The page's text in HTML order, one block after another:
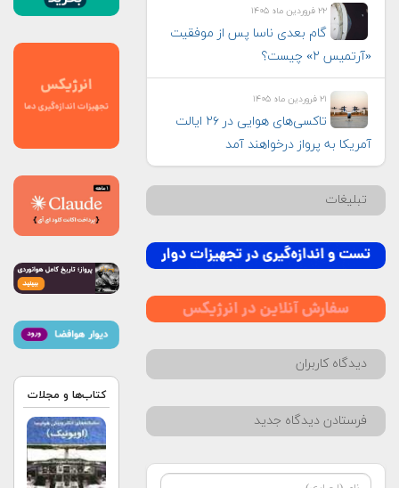
۲۲ فروردین ماه ۱۴۰۵
گام بعدی ناسا پس از موفقیت
«آرتمیس ۲» چیست؟
۲۱ فروردین ماه ۱۴۰۵
تاکسی‌های هوایی در ۲۶ ایالت
آمریکا به پرواز درخواهند آمد
تبلیغات
دیدگاه کاربران
فرستادن دیدگاه جدید
کتاب‌ها و مجلات